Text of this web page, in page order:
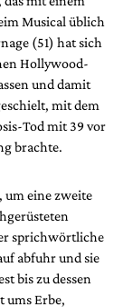
Musical üblich
(51) hat sich
Hollywood-
und damit
mit dem
Tod mit 39 vor
brachte.
um eine zweite
sprichwörtliche
abfuhr und sie
bis zu dessen
ums Erbe,